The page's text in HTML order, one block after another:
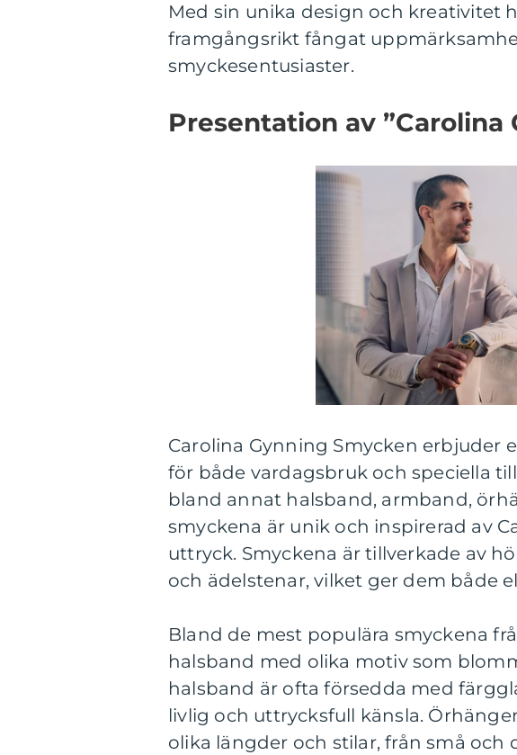
Med sin unika design och kreativitet
framgångsrikt fångat
smyckesentusiaster.
Presentation av ”Carolina
Carolina Gynning Smycken erbjuder
för både vardagsbruk och speciella
bland annat halsband, armband,
smyckena är unik och inspirerad av
uttryck. Smyckena är tillverkade av
och ädelstenar, vilket ger dem både
Bland de mest populära smyckena
halsband med olika motiv som
halsband är ofta försedda med
livlig och uttrycksfull känsla.
olika längder och stilar, från små och